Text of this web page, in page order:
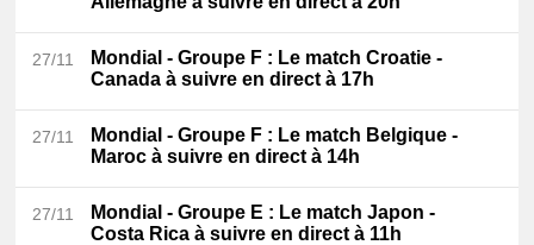
27/11 Mondial - Groupe F : Le match Croatie -
Canada à suivre en direct à 17h
27/11 Mondial - Groupe F : Le match Belgique -
Maroc à suivre en direct à 14h
27/11 Mondial - Groupe E : Le match Japon -
Costa Rica à suivre en direct à 11h